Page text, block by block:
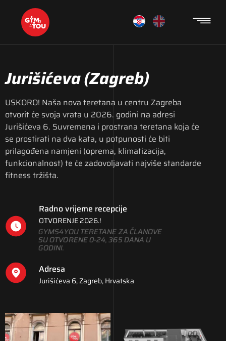
Jurišićeva(Zagreb)
USKORO! Naša nova teretana u centru Zagreba
otvorit će svoja vrata u 2026. godini na adresi
Jurišićeva 6. Suvremena i prostrana teretana koja će
se prostirati na dva kata, u potpunosti će biti
prilagođena namjeni (oprema, klimatizacija,
funkcionalnost) te će zadovoljavati najviše standarde
fitness tržišta.
Radno vrijeme recepcije
OTVORENJE 2026.!
GYMS4YOU TERETANE ZA ČLANOVE
SU OTVORENE 0-24, 365 DANA U
GODINI.
Adresa
Jurišićeva 6, Zagreb, Hrvatska